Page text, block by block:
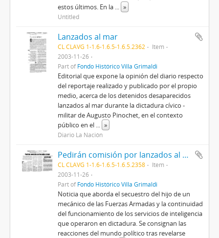
estos últimos. En la ... »
Untitled
Lanzados al mar
CL CLAVG 1-1.6-1.6.5-1.6.5.2362
Item
2003-11-26
Part ofFondo Histórico Villa Grimaldi
Editorial que expone la opinión del diario respecto
del reportaje realizado y publicado por el propio
medio, acerca de los detenidos desaparecidos
lanzados al mar durante la dictadura cívico -
militar de Augusto Pinochet, en el contexto
público en el ... »
Diario La Nación
Pedirán comisión por lanzados al mar
CL CLAVG 1-1.6-1.6.5-1.6.5.2358
Item
2003-11-26
Part ofFondo Histórico Villa Grimaldi
Noticia que aborda el secuestro del hijo de un
mecánico de las Fuerzas Armadas y la continuidad
del funcionamiento de los servicios de inteligencia
que operaron en dictadura. Se consignan las
reacciones del mundo político tras revelarse